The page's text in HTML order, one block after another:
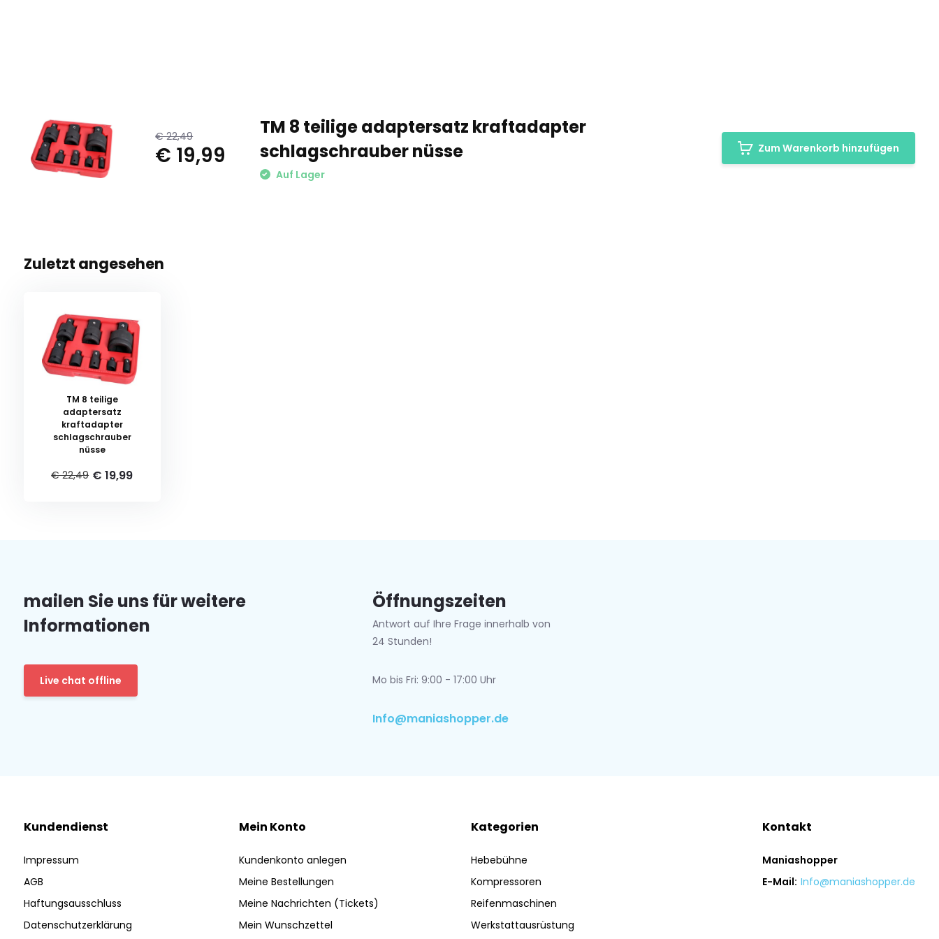
€ 22,49
€ 19,99
TM 8 teilige adaptersatz kraftadapter
schlagschrauber nüsse
Auf Lager
Zum Warenkorb hinzufügen
Zuletzt angesehen
TM 8 teilige
adaptersatz
kraftadapter
schlagschrauber
nüsse
€ 22,49 € 19,99
mailen Sie uns für weitere
Informationen
Live chat offline
Öffnungszeiten
Antwort auf Ihre Frage innerhalb von
24 Stunden!
Mo bis Fri: 9:00 - 17:00 Uhr
Info@maniashopper.de
Kundendienst
Impressum
AGB
Haftungsausschluss
Datenschutzerklärung
Mein Konto
Kundenkonto anlegen
Meine Bestellungen
Meine Nachrichten (Tickets)
Mein Wunschzettel
Kategorien
Hebebühne
Kompressoren
Reifenmaschinen
Werkstattausrüstung
Kontakt
Maniashopper
E-Mail: Info@maniashopper.de